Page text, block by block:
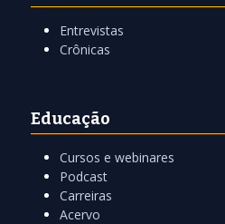
Entrevistas
Crônicas
Educação
Cursos e webinares
Podcast
Carreiras
Acervo